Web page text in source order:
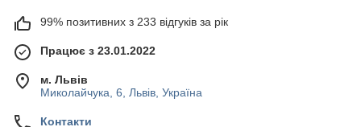
99% позитивних з 233 відгуків за рік
Працює з 23.01.2022
м. Львів
Миколайчука, 6, Львів, Україна
Контакти